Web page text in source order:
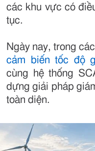
các khu vực có
tục.
Ngày nay, trong
cảm biến tốc độ
cùng hệ thống
dựng giải pháp
toàn diện.